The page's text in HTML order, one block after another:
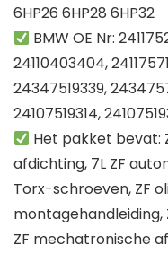
6HP26 6HP28 6HP32
BMW OE Nr:
24110403404,
24347519339,
24107519314,
Het pakket
afdichting, 7L ZF
Torx-schroeven, ZF
montagehandleiding,
ZF mechatronische